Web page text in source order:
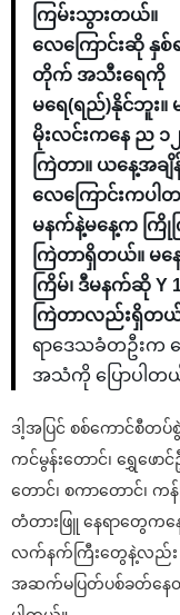
ကြမ်းသွားတယ်။
လေကြောင်းဆို
တိုက် အသီးရေကို
မရေ(ရည်)နိုင်ဘူး။
မိုးလင်းကနေ ည ၁
ကြဲတာ။ ယနေ့အခ
လေကြောင်းကပါ
မနက်နဲ့မနေ့က ကြို
ကြဲတာရှိတယ်။ မ
ကြိမ်၊ ဒီမနက်ဆို Y
ကြဲတာလည်းရှိတ
ရာဒေသခံတဦးက
အသံကို ပြောပါတ
ဒါ့အပြင် စစ်ကောင်စီတပ်
ကင်မွန်းတောင်၊ ရွှေဖောင်
တောင်၊ စကာတောင်၊ ကန်
တံတားဖြူ နေရာတွေကန
လက်နက်ကြီးတွေနဲ့လည်း
အဆက်မပြတ်ပစ်ခတ်န